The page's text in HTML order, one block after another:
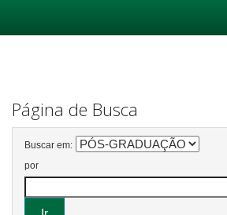
Página de Busca
Buscar em:
por